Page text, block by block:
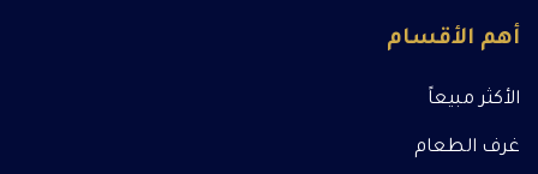
أهم الأقسام
الأكثر مبيعاً
غرف الطعام